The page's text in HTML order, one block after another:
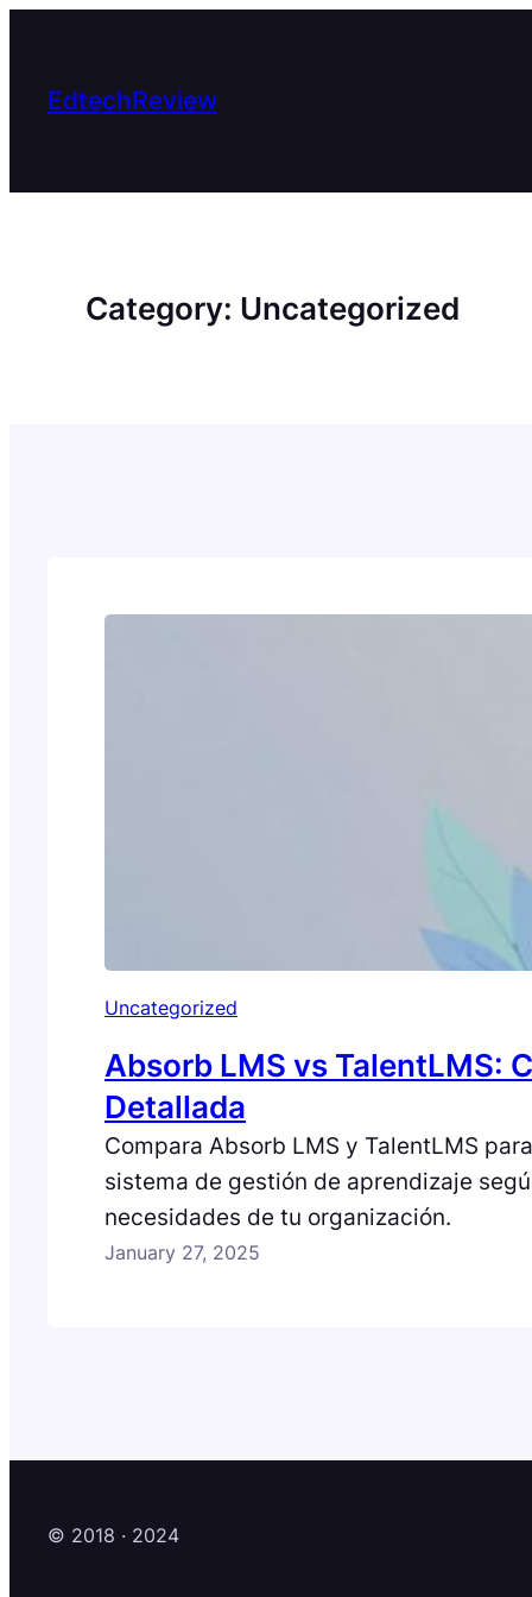
content
EdtechReview
Category: Uncategorized
Uncategorized
Absorb LMS vs TalentLMS:
Detallada
Compara Absorb LMS y TalentLMS
sistema de gestión de aprendizaje
necesidades de tu organización.
January 27, 2025
© 2018 · 2024